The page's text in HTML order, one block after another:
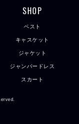
SHOP
ベスト
キャスケット
ジャケット
ジャンパードレス
スカート